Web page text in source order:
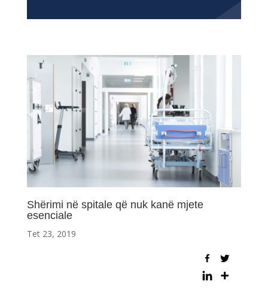
Shërimi në spitale që nuk kanë mjete
esenciale
Tet 23, 2019